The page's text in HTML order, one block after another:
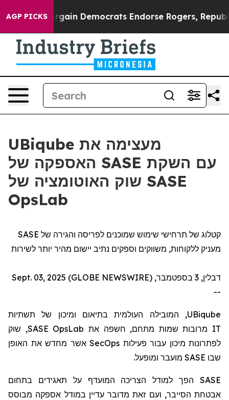
AGP PICKSBargain Democrats Endorse Rogers,
UBiqube מעצימה את
האספקה של SASE עם השקת
שוק האוטומציה של SASE
OpsLab
קטלוג של תרחישי שימוש שמוכנים לפריסה והגירה של SASE
מעניק ללקוחות, משווקים וספקים נתיב יישום מהיר יותר לשירות
דבלין, 3 בספטמבר, Sept. 03, 2025 (GLOBE NEWSWIRE)
--
UBiqube, המובילה העולמית בתיאום ומיכון של תשתיות
IT מרובות שמות מתחם, חשפה את SASE OpsLab, שוק
לפתרונות מיכון עבור פעילות SecOps אשר מחדש את האופן
שבו SASE מועבר ומופעל.
SASE הפך למודל הצריכה המועדף על תאגידים בתחום
אבטחת הסייבר, ועם זאת מדובר עדיין במודל אספקה מבוסס